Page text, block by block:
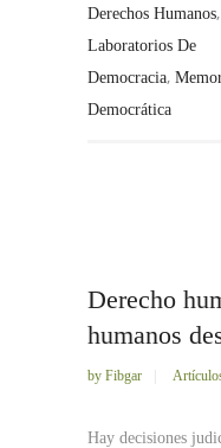
Derechos Humanos,
Laboratorios De
Democracia,
Democrática
Derecho
humanos
by Fibgar
Hay decisiones